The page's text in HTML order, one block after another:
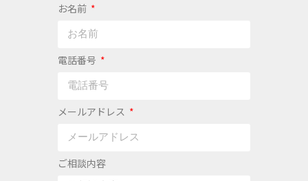
お名前
電話番号
メールアドレス
ご相談内容